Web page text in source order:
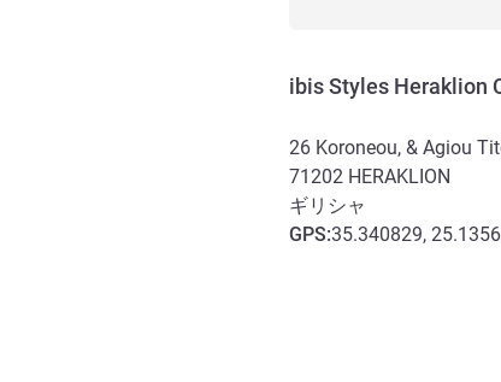
ibis Styles Heraklion
26 Koroneou, & Agiou
71202 HERAKLION
ギリシャ
GPS:35.340829,